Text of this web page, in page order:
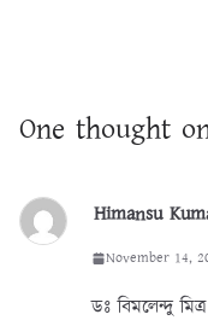
One thought
Himansu
November 14,
ডঃ বিমলেন্দু